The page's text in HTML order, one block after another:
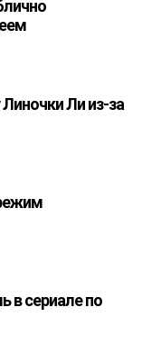
Ли из-за
в сериале по